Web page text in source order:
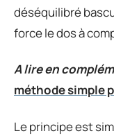
déséquilibré
force le dos à
A lire en
méthode simple
Le principe est